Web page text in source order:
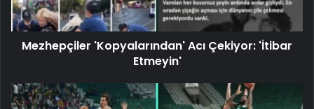
Mezhepçiler 'Kopyalarından' Acı Çekiyor: 'İtibar
Etmeyin'